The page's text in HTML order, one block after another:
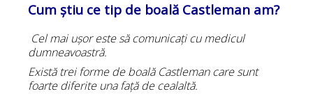
Cum știu ce tip de boală Castleman am?
Cel mai ușor este să comunicați cu medicul
dumneavoastră.
Există trei forme de boală Castleman care sunt
foarte diferite una față de cealaltă.